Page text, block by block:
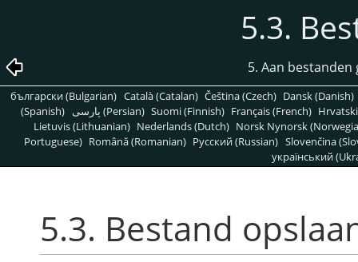
5.3.
5. Aan
български (Bulgarian) Català (Catalan) Čeština (Czech) Dansk (Danish)
(Spanish)
پارسی (Persian) Suomi (Finnish) Français (French)
Lietuvis (Lithuanian) Nederlands (Dutch) Norsk Nynorsk
Portuguese) Română (Romanian) Pусский (Russian) Slovenčina
український
5.3. Bestand